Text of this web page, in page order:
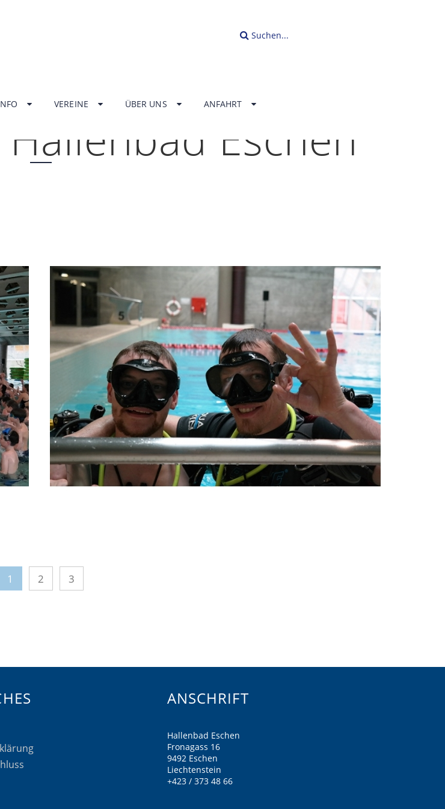
Suchen...
VEREINE ÜBER UNS
ANFAHRT
Hallenbad Eschen
1 2 3
ANSCHRIFT
Hallenbad Eschen
Fronagass 16
9492 Eschen
Liechtenstein
+423 / 373 48 66